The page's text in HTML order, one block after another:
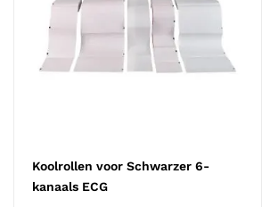
Levering: per 10 rollen
Registreren zonder inkt
Het apparaat schrijft de curve thermisch in
papier; de papierkwaliteit bepaalt daarmee de
houdbaarheid van de registratie. Bewaar
Op schaal blijven
Het voorgedrukte raster van ECG-papier is
Koolrollen voor Schwarzer 6-
kanaals ECG